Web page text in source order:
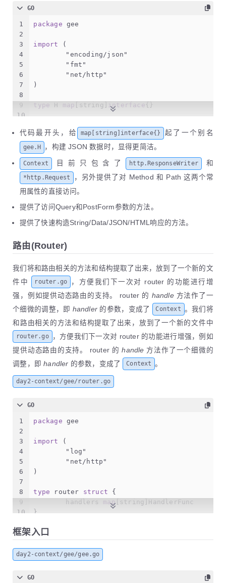
GO
1
2
3
4
5
6
7
8
9
10
12
13
14
15
16
17
18
19
21
23
25
26
27
28
29
30
31
32
33
35
36
37
39
40
41
42
43
44
45
46
47
48
49
51
52
53
54
56
package gee
import
(
"encoding/json"
"fmt"
"net/http"
)
type H map string interface {}
Context struct {
// origin objects
	Writer http.ResponseWriter
	Req    *http.Request
// request info
	Path
string
	Method
// response info
	StatueCode
int
func newContext
		Writer: w,
		Req:    req,
		Path:   req.URL.Path,
		Method: req.Method,
	}
}
// 提供了访问 Query 和 PostForm 参数的方法
func
(c *Context) PostForm(key string) string
c.Req.FormValue(key)
}
func (c *Context) Query(key
}
func
(c *Context)
	c.StatueCode = code
	c.Writer.WriteHeader(code)
}
// 设置响应头
func (c *Context) SetHeader(key string, value
	c.Writer.Header().Set(key, value)
// 构造 String 响应方法
func (c *Context)
	c.SetHeader(
代码最开头，给 map[string]interface{} 起了一个别名
gee.H ，构建 JSON 数据时，显得更简洁。
Context 目前只包含了 http.ResponseWriter 和
*http.Request
，另外提供了对 Method 和 Path 这两个常
用属性的直接访问。
提供了访问Query和PostForm参数的方法。
提供了快速构造String/Data/JSON/HTML响应的方法。
路由(Router)
我们将和路由相关的方法和结构提取了出来，放到了一个新的文
件中
router.go
，方便我们下一次对 router 的功能进行增
强，例如提供动态路由的支持。 router 的 handle方法作了一
个细微的调整，即 handler 的参数，变成了 Context 。我们将
和路由相关的方法和结构提取了出来，放到了一个新的文件中
router.go
，方便我们下一次对 router 的功能进行增强，例如
提供动态路由的支持。 router 的handle 方法作了一个细微的
调整，即handler 的参数，变成了 Context 。
day2-context/gee/router.go
GO
1
2
3
4
5
6
7
8
9
10
12
13
14
15
package gee
import
(
"log"
"net/http"
)
type router struct {
	handlers
map[ string
]HandlerFunc
}
func
return &router{handlers: make(map[
}
,
框架入口
day2-context/gee/gee.go
GO